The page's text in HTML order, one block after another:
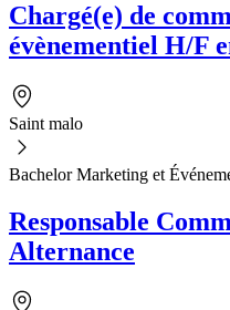
Chargé(e) de
évènementiel H/F
Saint malo
Bachelor Marketing et
Responsable
Alternance